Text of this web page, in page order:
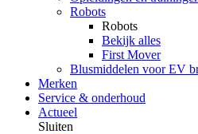
Robots
Robots
Bekijk alles
First Mover
Blusmiddelen voor EV
Merken
Service & onderhoud
Actueel
Sluiten